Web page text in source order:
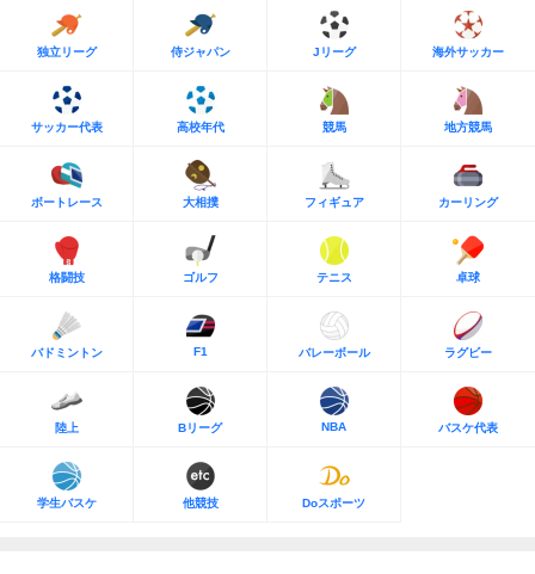
独立リーグ 侍ジャパン Jリーグ 海外サッカー
サッカー代表 高校年代 競馬 地方競馬
ボートレース 大相撲 フィギュア カーリング
格闘技 ゴルフ テニス 卓球
バドミントン F1 バレーボール ラグビー
陸上 Bリーグ NBA バスケ代表
学生バスケ 他競技 Doスポーツ